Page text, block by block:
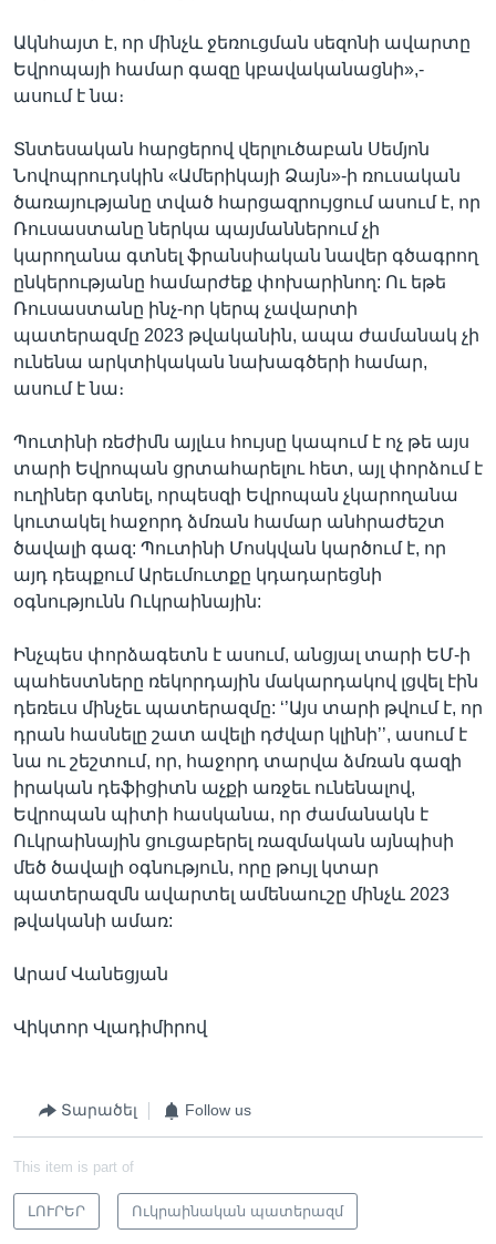
Ակնհայտ է, որ մինչև ջեռուցման սեզոնի ավարտը
Եվրոպայի համար գազը կբավականացնի»,-
ասում է նա։
Տնտեսական հարցերով վերլուծաբան Սեմյոն
Նովոպրուդսկին «Ամերիկայի Ձայն»-ի ռուսական
ծառայությանը տված հարցազրույցում ասում է, որ
Ռուսաստանը ներկա պայմաններում չի
կարողանա գտնել ֆրանսիական նավեր գծագրող
ընկերությանը համարժեք փոխարինող: Ու եթե
Ռուսաստանը ինչ-որ կերպ չավարտի
պատերազմը 2023 թվականին, ապա ժամանակ չի
ունենա արկտիկական նախագծերի համար,
ասում է նա։
Պուտինի ռեժիմն այլևս հույսը կապում է ոչ թե այս
տարի Եվրոպան ցրտահարելու հետ, այլ փորձում է
ուղիներ գտնել, որպեսզի Եվրոպան չկարողանա
կուտակել հաջորդ ձմռան համար անհրաժեշտ
ծավալի գազ: Պուտինի Մոսկվան կարծում է, որ
այդ դեպքում Արեւմուտքը կդադարեցնի
օգնությունն Ուկրաինային:
Ինչպես փորձագետն է ասում, անցյալ տարի ԵՄ-ի
պահեստները ռեկորդային մակարդակով լցվել էին
դեռեւս մինչեւ պատերազմը: ‘’Այս տարի թվում է, որ
դրան հասնելը շատ ավելի դժվար կլինի’’, ասում է
նա ու շեշտում, որ, հաջորդ տարվա ձմռան գազի
իրական դեֆիցիտն աչքի առջեւ ունենալով,
Եվրոպան պիտի հասկանա, որ ժամանակն է
Ուկրաինային ցուցաբերել ռազմական այնպիսի
մեծ ծավալի օգնություն, որը թույլ կտար
պատերազմն ավարտել ամենաուշը մինչև 2023
թվականի ամառ:
Արամ Վանեցյան
Վիկտոր Վլադիմիրով
Տարածել Follow us
This item is part of
ԼՈՒՐԵՐ Ուկրաինական պատերազմ